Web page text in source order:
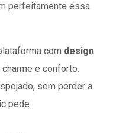
perfeitamente essa
com design
e conforto.
sem perder a
pede.